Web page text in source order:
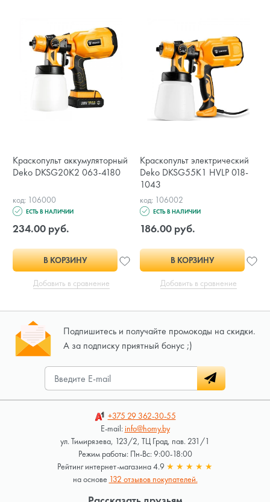
Краскопульт аккумуляторный
Deko DKSG20K2 063-4180
код: 106000
ЕСТЬ В НАЛИЧИИ
234.00 руб.
В КОРЗИНУ
Добавить в сравнение
Краскопульт электрический
Deko DKSG55K1 HVLP 018-
1043
код: 106002
ЕСТЬ В НАЛИЧИИ
186.00 руб.
В КОРЗИНУ
Добавить в сравнение
Подпишитесь и получайте промокоды на скидки.
А за подписку приятный бонус ;)
+375 29362-30-55
E-mail:info@homy.by
ул. Тимирязева, 123/2, ТЦ Град, пав. 231/1
Режим работы: Пн-Вс: 9:00-18:00
Рейтинг интернет-магазина 4.9 ★ ★ ★ ★ ★
на основе 132 отзывов покупателей.